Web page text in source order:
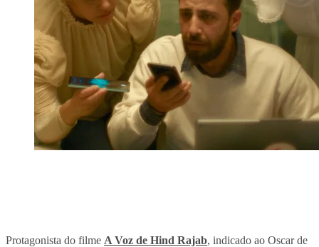
Protagonista do filme A Voz de Hind Rajab, indicado ao Oscar de